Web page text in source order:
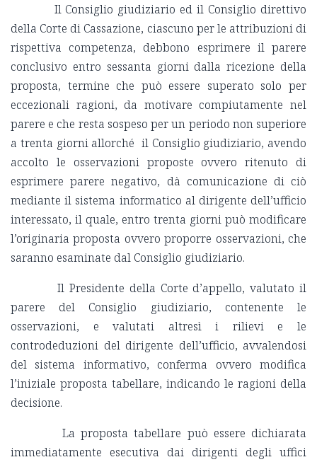
Il Consiglio giudiziario ed il Consiglio direttivo
della Corte di Cassazione, ciascuno per le attribuzioni di
rispettiva competenza, debbono esprimere il parere
conclusivo entro sessanta giorni dalla ricezione della
proposta, termine che può essere superato solo per
eccezionali ragioni, da motivare compiutamente nel
parere e che resta sospeso per un periodo non superiore
a trenta giorni allorché il Consiglio giudiziario, avendo
accolto le osservazioni proposte ovvero ritenuto di
esprimere parere negativo, dà comunicazione di ciò
mediante il sistema informatico al dirigente dell’ufficio
interessato, il quale, entro trenta giorni può modificare
l’originaria proposta ovvero proporre osservazioni, che
saranno esaminate dal Consiglio giudiziario.
Il Presidente della Corte d’appello, valutato il
parere del Consiglio giudiziario, contenente le
osservazioni, e valutati altresì i rilievi e le
controdeduzioni del dirigente dell’ufficio, avvalendosi
del sistema informativo, conferma ovvero modifica
l’iniziale proposta tabellare, indicando le ragioni della
decisione.
La proposta tabellare può essere dichiarata
immediatamente esecutiva dai dirigenti degli uffici